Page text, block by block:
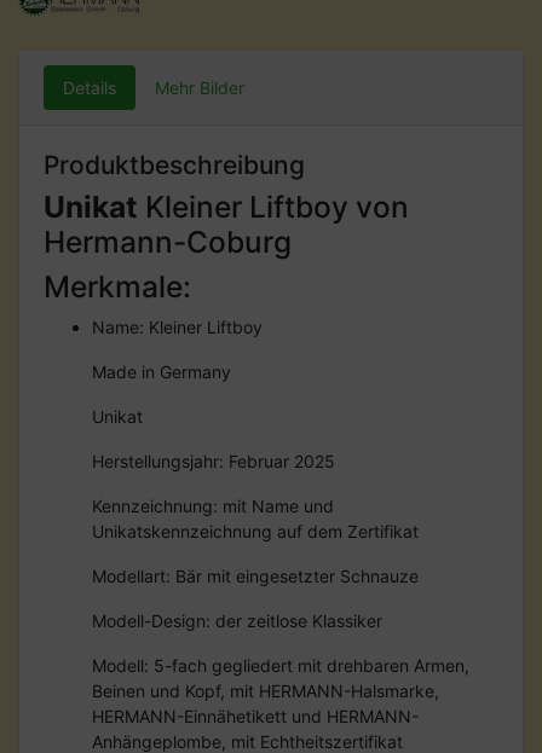
Details Mehr Bilder
Produktbeschreibung
Unikat Kleiner Liftboy von
Hermann-Coburg
Merkmale:
Name: Kleiner Liftboy
Made in Germany
Unikat
Herstellungsjahr: Februar 2025
Kennzeichnung: mit Name und
Unikatskennzeichnung auf dem Zertifikat
Modellart: Bär mit eingesetzter Schnauze
Modell-Design: der zeitlose Klassiker
Modell: 5-fach gegliedert mit drehbaren Armen,
Beinen und Kopf, mit HERMANN-Halsmarke,
HERMANN-Einnähetikett und HERMANN-
Anhängeplombe, mit Echtheitszertifikat